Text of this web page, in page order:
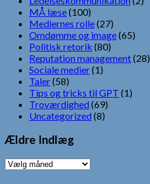
MÅ læse(100)
Mediernes rolle(27)
Omdømme og image(65)
Politisk retorik (80)
Reputation management(28)
Sociale medier(1)
Taler(58)
Tips og tricks til GPT (1)
Troværdighed (69)
Uncategorized (8)
Ældre Indlæg
Ældre